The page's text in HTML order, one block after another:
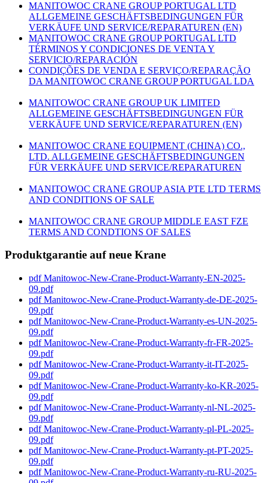
MANITOWOC CRANE GROUP PORTUGAL LTD
ALLGEMEINE GESCHÄFTSBEDINGUNGEN FÜR
VERKÄUFE UND SERVICE/REPARATUREN (EN)
MANITOWOC CRANE GROUP PORTUGAL LTD
TÉRMINOS Y CONDICIONES DE VENTA Y
SERVICIO/REPARACIÓN
CONDIÇÕES DE VENDA E SERVIÇO/REPARAÇÃO
DA MANITOWOC CRANE GROUP PORTUGAL LDA
MANITOWOC CRANE GROUP UK LIMITED
ALLGEMEINE GESCHÄFTSBEDINGUNGEN FÜR
VERKÄUFE UND SERVICE/REPARATUREN (EN)
MANITOWOC CRANE EQUIPMENT (CHINA) CO.,
LTD. ALLGEMEINE GESCHÄFTSBEDINGUNGEN
FÜR VERKÄUFE UND SERVICE/REPARATUREN
MANITOWOC CRANE GROUP ASIA PTE LTD TERMS
AND CONDITIONS OF SALE
MANITOWOC CRANE GROUP MIDDLE EAST FZE
TERMS AND CONDTIONS OF SALES
Produktgarantie auf neue Krane
pdfManitowoc-New-Crane-Product-Warranty-EN-2025-
09.pdf
pdfManitowoc-New-Crane-Product-Warranty-de-DE-2025-
09.pdf
pdfManitowoc-New-Crane-Product-Warranty-es-UN-2025-
09.pdf
pdfManitowoc-New-Crane-Product-Warranty-fr-FR-2025-
09.pdf
pdfManitowoc-New-Crane-Product-Warranty-it-IT-2025-
09.pdf
pdfManitowoc-New-Crane-Product-Warranty-ko-KR-2025-
09.pdf
pdfManitowoc-New-Crane-Product-Warranty-nl-NL-2025-
09.pdf
pdfManitowoc-New-Crane-Product-Warranty-pl-PL-2025-
09.pdf
pdfManitowoc-New-Crane-Product-Warranty-pt-PT-2025-
09.pdf
pdfManitowoc-New-Crane-Product-Warranty-ru-RU-2025-